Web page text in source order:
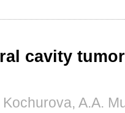
cavity
A.A.